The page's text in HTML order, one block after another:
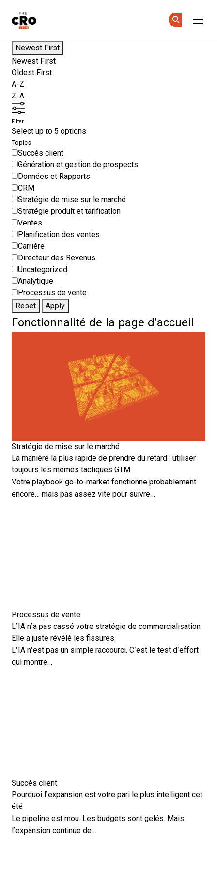
Skip to main content
Newest First
Newest First
Oldest First
A-Z
Z-A
Filter
Select up to 5 options
Topics
Succès client
Génération et gestion de prospects
Données et Rapports
CRM
Stratégie de mise sur le marché
Stratégie produit et tarification
Ventes
Planification des ventes
Carrière
Directeur des Revenus
Uncategorized
Analytique
Processus de vente
Reset
Apply
Fonctionnalité de la page d’accueil
Stratégie de mise sur le marché
La manière la plus rapide de prendre du retard : utiliser
toujours les mêmes tactiques GTM
Votre playbook go-to-market fonctionne probablement
encore… mais pas assez vite pour suivre…
Processus de vente
L’IA n’a pas cassé votre stratégie de commercialisation.
Elle a juste révélé les fissures.
L’IA n’est pas un simple raccourci. C’est le test d’effort
qui montre…
Succès client
Pourquoi l’expansion est votre pari le plus intelligent cet
été
Le pipeline est mou. Les budgets sont gelés. Mais
l’expansion continue de…